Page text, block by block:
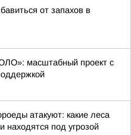
от запахов в
масштабный проект с
атакуют: какие леса
находятся под угрозой